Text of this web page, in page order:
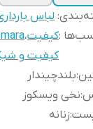
: لباس
:کیفیت،
کیفیت و
:بلندچیندار
:نخی ویسکوز
:زنانه